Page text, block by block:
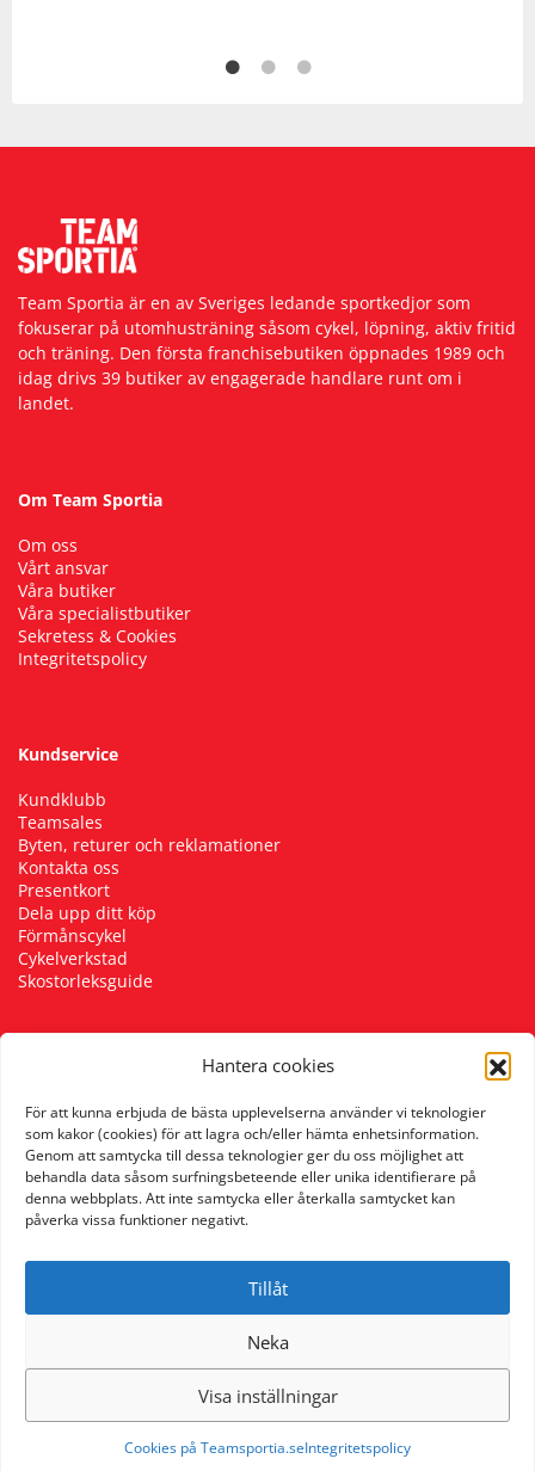
Hantera cookies
För att kunna erbjuda de bästa upplevelserna använder vi teknologier
som kakor (cookies) för att lagra och/eller hämta enhetsinformation.
Genom att samtycka till dessa teknologier ger du oss möjlighet att
behandla data såsom surfningsbeteende eller unika identifierare på
denna webbplats. Att inte samtycka eller återkalla samtycket kan
påverka vissa funktioner negativt.
Tillåt
Neka
Visa inställningar
Cookies på Teamsportia.seIntegritetspolicy
Team Sportia är en av Sveriges ledande sportkedjor som
fokuserar på utomhusträning såsom cykel, löpning, aktiv fritid
och träning. Den första franchisebutiken öppnades 1989 och
idag drivs 39 butiker av engagerade handlare runt om i
landet.
Om Team Sportia
Om oss
Vårt ansvar
Våra butiker
Våra specialistbutiker
Sekretess & Cookies
Integritetspolicy
Kundservice
Kundklubb
Teamsales
Byten, returer och reklamationer
Kontakta oss
Presentkort
Dela upp ditt köp
Förmånscykel
Cykelverkstad
Skostorleksguide